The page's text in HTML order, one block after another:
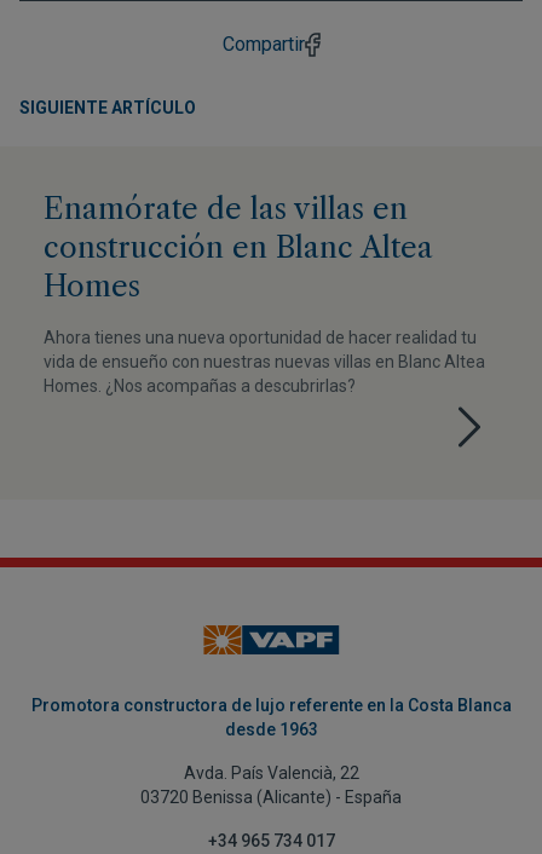
Compartir
SIGUIENTE ARTÍCULO
Enamórate de las villas en
construcción en Blanc Altea
Homes
Ahora tienes una nueva oportunidad de hacer realidad tu
vida de ensueño con nuestras nuevas villas en Blanc Altea
Homes. ¿Nos acompañas a descubrirlas?
Promotora constructora de lujo referente en la Costa Blanca
desde 1963
Avda. País Valencià, 22
03720 Benissa (Alicante) - España
+34 965 734 017